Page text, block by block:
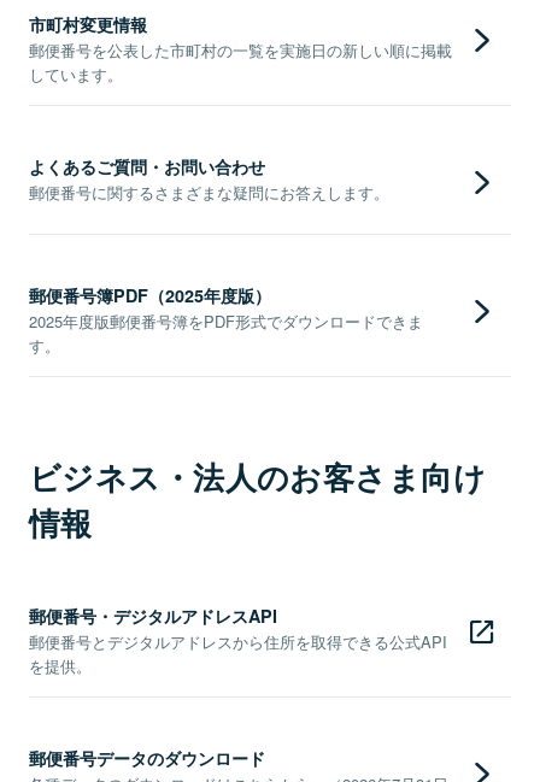
市町村変更情報
郵便番号を公表した市町村の一覧を実施日の新しい順に掲載
しています。
よくあるご質問・お問い合わせ
郵便番号に関するさまざまな疑問にお答えします。
郵便番号簿PDF（2025年度版）
2025年度版郵便番号簿をPDF形式でダウンロードできま
す。
ビジネス・法人のお客さま向け
情報
郵便番号・デジタルアドレスAPI
郵便番号とデジタルアドレスから住所を取得できる公式API
を提供。
郵便番号データのダウンロード